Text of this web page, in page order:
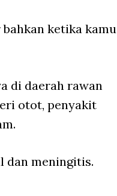
ketika kamu
di daerah rawan
otot, penyakit
dan meningitis.